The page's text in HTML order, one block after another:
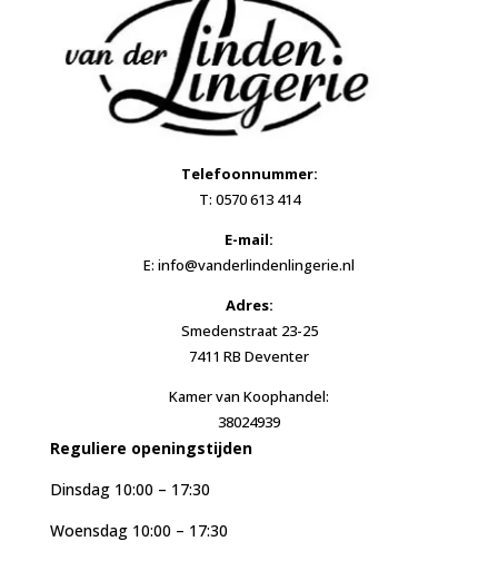
Telefoonnummer:
T: 0570 613 414
E-mail:
E: info@vanderlindenlingerie.nl
Adres:
Smedenstraat 23-25
7411 RB Deventer
Kamer van Koophandel:
38024939
Reguliere openingstijden
Dinsdag 10:00 – 17:30
Woensdag 10:00 – 17:30